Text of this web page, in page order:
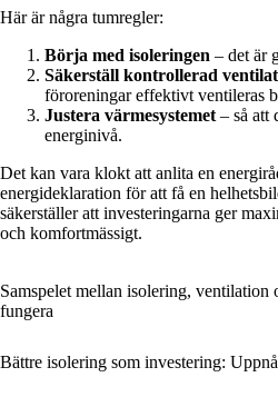
Här är några tumregler:
Börja med isoleringen – det är
Säkerställ kontrollerad
föroreningar effektivt ventileras
Justera värmesystemet – så att
energinivå.
Det kan vara klokt att anlita en
energideklaration för att få en
säkerställer att investeringarna ger
och komfortmässigt.
Samspelet mellan isolering, ventilation
fungera
Bättre isolering som investering: